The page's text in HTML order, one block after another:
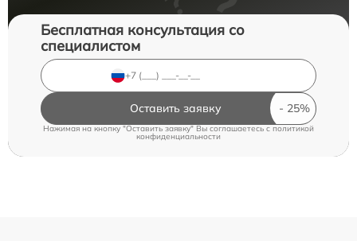
Бесплатная консультация со
специалистом
Оставить заявку
Нажимая на кнопку "Оставить заявку" Вы соглашаетесь cполитикой
конфиденциальности